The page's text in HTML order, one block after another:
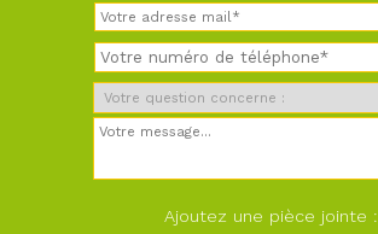
Ajoutez une pièce jointe :